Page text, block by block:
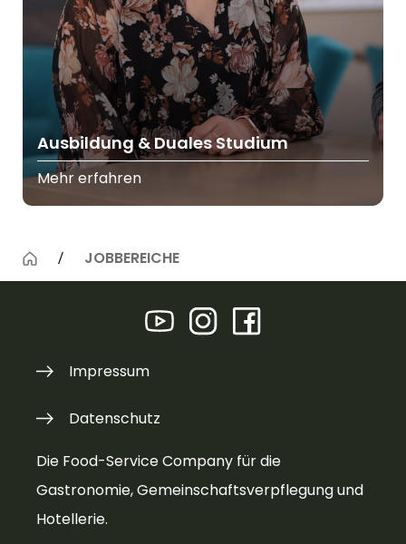
Ausbildung & Duales Studium
Mehr erfahren
JOBBEREICHE
Die Food-Service Company für die
Gastronomie, Gemeinschaftsverpflegung und
Hotellerie.
Impressum
Datenschutz